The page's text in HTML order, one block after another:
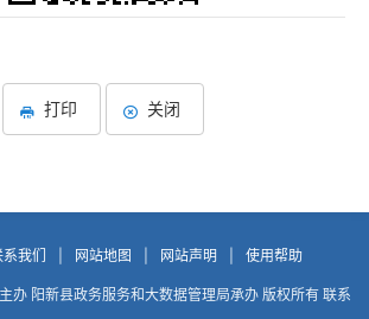
打印 关闭
我们 网站地图 网站声明 使用帮助
办 阳新县政务服务和大数据管理局承办 版权所有 联系